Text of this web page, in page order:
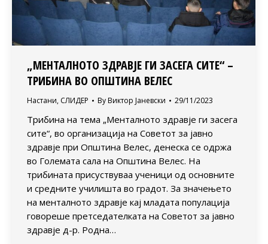
„МЕНТАЛНОТО ЗДРАВЈЕ ГИ ЗАСЕГА СИТЕ“ –
ТРИБИНА ВО ОПШТИНА ВЕЛЕС
Настани, СЛИДЕР By Виктор Јаневски 29/11/2023
Трибина на тема „Менталното здравје ги засега
сите“, во организација на Советот за јавно
здравје при Општина Велес, денеска се одржа
во Големата сала на Општина Велес. На
трибината присуствуваа ученици од основните
и средните училишта во градот. За значењето
на менталното здравје кај младата популација
говореше претседателката на Советот за јавно
здравје д-р. Родна…